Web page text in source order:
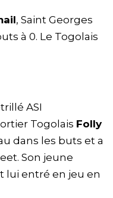
, Saint Georges
à 0. Le Togolais
ASI
Togolais Folly
dans les buts et a
Son jeune
lui entré en jeu en